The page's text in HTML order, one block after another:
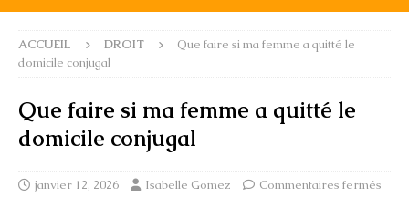
ACCUEIL DROIT
Que faire si ma femme a quitté le
domicile conjugal
Que faire si ma femme a quitté le
domicile conjugal
janvier 12, 2026 Isabelle Gomez Commentaires fermés